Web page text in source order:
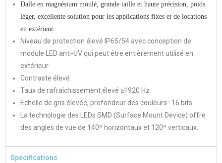
Dalle en magnésium moulé, grande taille et haute précision, poids
léger, excellente solution pour les applications fixes et de locations
en extérieur.
Niveau de protection élevé IP65/54 avec conception de
module LED anti-UV qui peut être entièrement utilisé en
extérieur.
Contraste élevé.
Taux de rafraîchissement élevé ≥1920 Hz
Échelle de gris élevée, profondeur des couleurs : 16 bits.
La technologie des LEDs SMD (Surface Mount Device) offre
des angles de vue de 140º horizontaux et 120º verticaux.
Spécifications